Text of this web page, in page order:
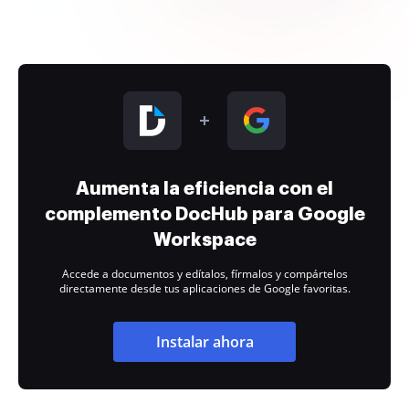
Aumenta la eficiencia con el
complemento DocHub para Google
Workspace
Accede a documentos y edítalos, fírmalos y compártelos
directamente desde tus aplicaciones de Google favoritas.
Instalar ahora